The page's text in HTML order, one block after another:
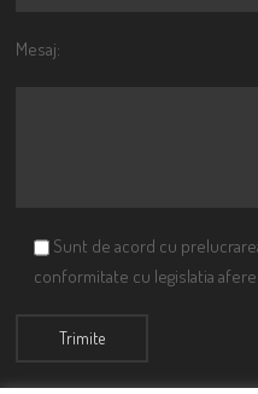
Mesaj:
Sunt de acord cu
conformitate cu legislatia